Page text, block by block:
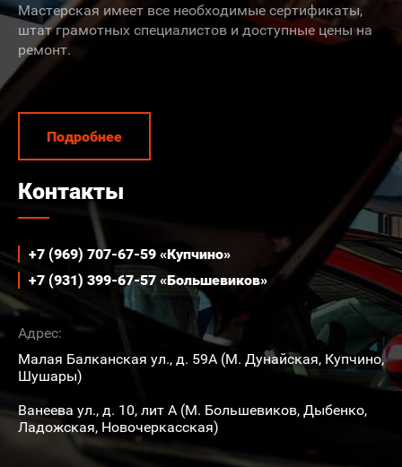
Мастерская имеет все необходимые сертификаты,
штат грамотных специалистов и доступные цены на
ремонт.
Подробнее
Контакты
+7 (969) 707-67-59 «Купчино»
+7 (931) 399-67-57 «Большевиков»
Адрес:
Малая Балканская ул., д. 59А (М. Дунайская, Купчино,
Шушары)
Ванеева ул., д. 10, лит А (М. Большевиков, Дыбенко,
Ладожская, Новочеркасская)